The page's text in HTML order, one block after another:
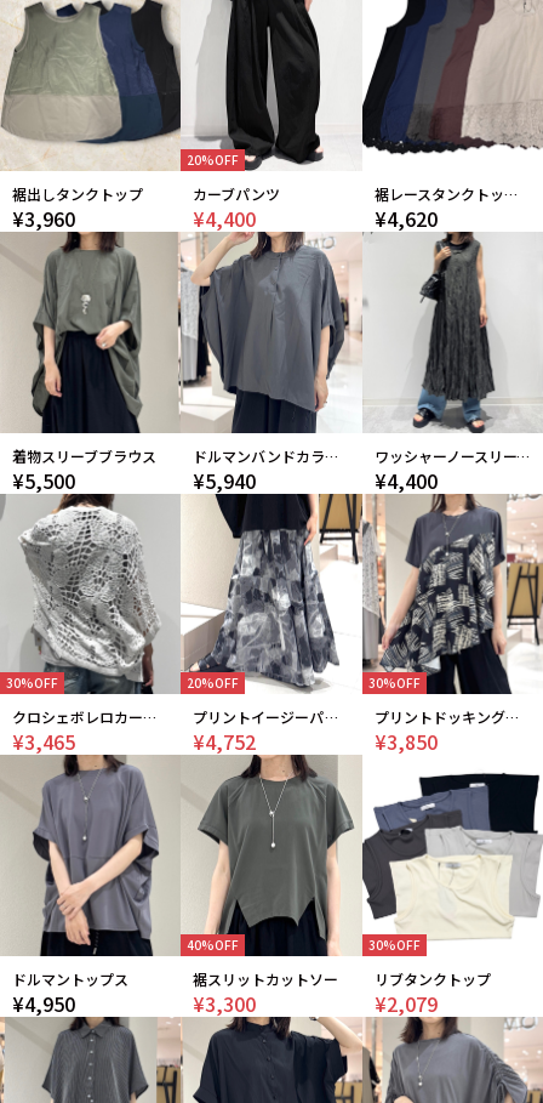
裾出しタンクトップ
¥3,960
20%OFF
カーブパンツ
¥4,400
裾レースタンクトップ(秋カラー）
¥4,620
着物スリーブブラウス
¥5,500
ドルマンバンドカラーシャツ(秋)
¥5,940
ワッシャーノースリーブワンピース
¥4,400
30%OFF
クロシェボレロカーディガン
¥3,465
20%OFF
プリントイージーパンツ
¥4,752
30%OFF
プリントドッキングカットソー
¥3,850
ドルマントップス
¥4,950
40%OFF
裾スリットカットソー
¥3,300
30%OFF
リブタンクトップ
¥2,079